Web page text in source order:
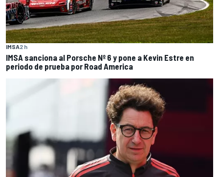
IMSA2 h
IMSA sanciona al Porsche Nº 6 y pone a Kevin Estre en
periodo de prueba por Road America